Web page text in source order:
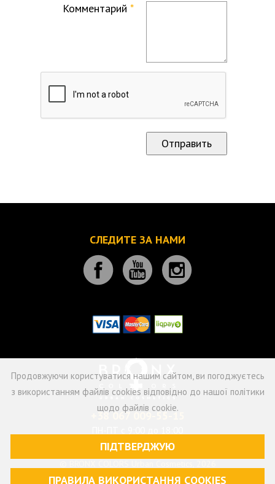
Комментарий
+38 067 009-55-15
СЛЕДИТЕ ЗА НАМИ
Продовжуючи користуватися нашим сайтом, ви погоджуєтесь
з використанням файлів cookies відповідно до нашої політики
щодо файлів cookie.
ПІДТВЕРДЖУЮ
ПРАВИЛА ВИКОРИСТАННЯ СOOKIES